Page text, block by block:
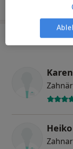
Wie funktioniert
Behandler:innen